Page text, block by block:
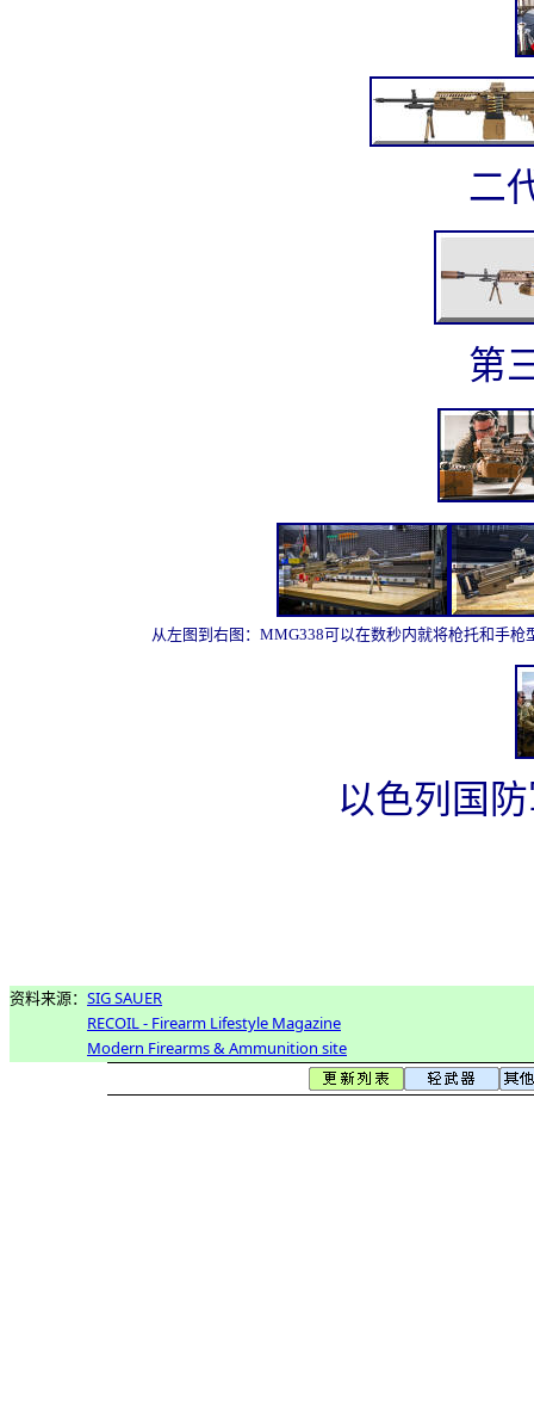
二
第
从左图到右图：MMG338可以在数秒内就将枪托和手枪
以色列国
资料来源： SIG SAUER
RECOIL - Firearm Lifestyle Magazine
Modern Firearms & Ammunition site